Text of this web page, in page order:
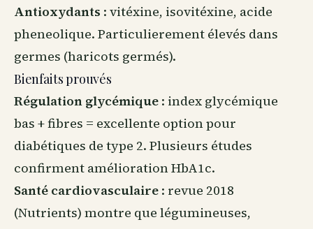
Antioxydants : vitéxine, isovitéxine, acide
pheneolique. Particulierement élevés dans
germes (haricots germés).
Bienfaits prouvés
Régulation glycémique : index glycémique
bas + fibres = excellente option pour
diabétiques de type 2. Plusieurs études
confirment amélioration HbA1c.
Santé cardiovasculaire : revue 2018
(Nutrients) montre que légumineuses,